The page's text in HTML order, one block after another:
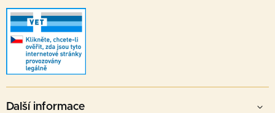
Další informace